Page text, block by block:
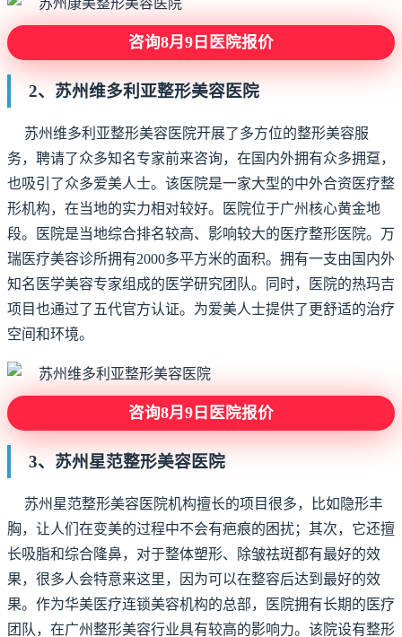
咨询8月9日医院报价
2、苏州维多利亚整形美容医院
苏州维多利亚整形美容医院开展了多方位的整形美容服
务，聘请了众多知名专家前来咨询，在国内外拥有众多拥趸，
也吸引了众多爱美人士。该医院是一家大型的中外合资医疗整
形机构，在当地的实力相对较好。医院位于广州核心黄金地
段。医院是当地综合排名较高、影响较大的医疗整形医院。万
瑞医疗美容诊所拥有2000多平方米的面积。拥有一支由国内外
知名医学美容专家组成的医学研究团队。同时，医院的热玛吉
项目也通过了五代官方认证。为爱美人士提供了更舒适的治疗
空间和环境。
咨询8月9日医院报价
3、苏州星范整形美容医院
苏州星范整形美容医院机构擅长的项目很多，比如隐形丰
胸，让人们在变美的过程中不会有疤痕的困扰；其次，它还擅
长吸脂和综合隆鼻，对于整体塑形、除皱祛斑都有最好的效
果，很多人会特意来这里，因为可以在整容后达到最好的效
果。作为华美医疗连锁美容机构的总部，医院拥有长期的医疗
团队，在广州整形美容行业具有较高的影响力。该院设有整形